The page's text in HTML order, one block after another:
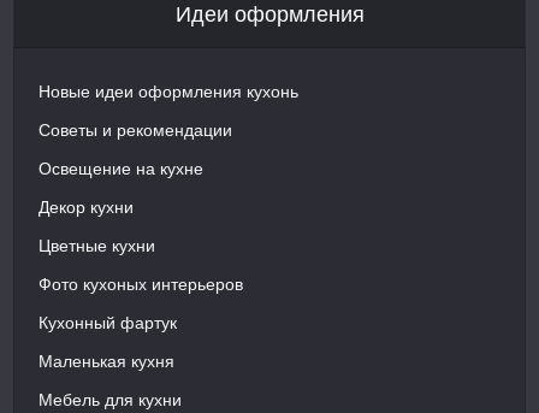
Идеи оформления
Новые идеи оформления кухонь
Советы и рекомендации
Освещение на кухне
Декор кухни
Цветные кухни
Фото кухоных интерьеров
Кухонный фартук
Маленькая кухня
Мебель для кухни